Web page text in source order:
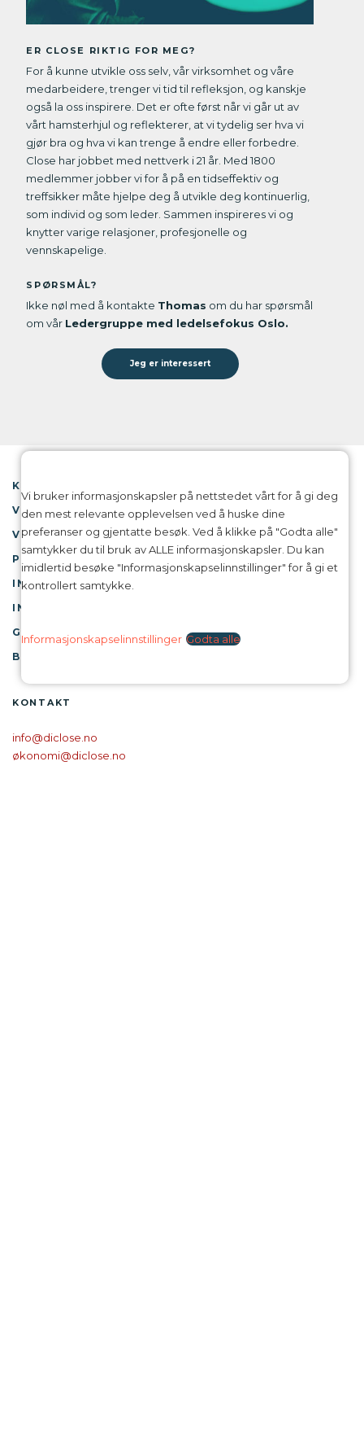
ER CLOSE RIKTIG FOR MEG?
For å kunne utvikle oss selv, vår virksomhet og våre
medarbeidere, trenger vi tid til refleksjon, og kanskje
også la oss inspirere. Det er ofte først når vi går ut av
vårt hamsterhjul og reflekterer, at vi tydelig ser hva vi
gjør bra og hva vi kan trenge å endre eller forbedre.
Close har jobbet med nettverk i 21 år. Med 1800
medlemmer jobber vi for å på en tidseffektiv og
treffsikker måte hjelpe deg å utvikle deg kontinuerlig,
som individ og som leder. Sammen inspireres vi og
knytter varige relasjoner, profesjonelle og
vennskapelige.
SPØRSMÅL?
Ikke nøl med å kontakte Thomas om du har spørsmål
om vår Ledergruppe med ledelsefokus Oslo.
Jeg er interessert
KONTAKT
VANLIGE SPØRSMÅL
VÅRE FORELESERE
PRESSE
IN ENGLISH
INFORMASJON OM COOKIES
GDPR
BRUKERSPORING
KONTAKT
info@diclose.no
økonomi@diclose.no
Vi bruker informasjonskapsler på nettstedet vårt for å gi deg
den mest relevante opplevelsen ved å huske dine
preferanser og gjentatte besøk. Ved å klikke på "Godta alle"
samtykker du til bruk av ALLE informasjonskapsler. Du kan
imidlertid besøke "Informasjonskapselinnstillinger" for å gi et
kontrollert samtykke.
Informasjonskapselinnstillinger Godta alle